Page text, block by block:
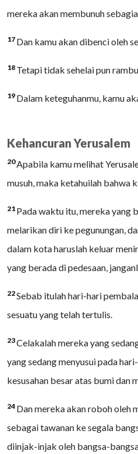
mereka akan membunuh
17 Dan kamu akan dibenci oleh
18 Tetapi tidak sehelai pun
19 Dalam keteguhanmu, kamu
Kehancuran Yerusalem
20Apabila kamu melihat
musuh, maka ketahuilah bahwa
21 Pada waktu itu, mereka yang
melarikan diri ke pegunungan,
dalam kota haruslah keluar
yang berada di pedesaan,
22Sebab itulah hari-hari
sesuatu yang telah tertulis.
23Celakalah mereka yang
yang sedang menyusui pada
kesusahan besar atas bumi dan
24 Dan mereka akan roboh oleh
sebagai tawanan ke segala
diinjak-injak oleh bangsa-